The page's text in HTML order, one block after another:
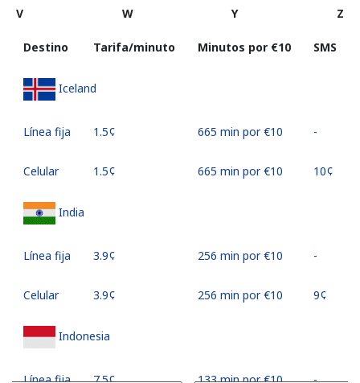
V
W Y Z
Destino Tarifa/minuto Minutos por ⁦€10⁩ SMS
Iceland
Línea fija ⁦1.5¢⁩ 665 min por ⁦€10⁩ -
Celular ⁦1.5¢⁩ 665 min por ⁦€10⁩ ⁦10¢⁩
India
Línea fija ⁦3.9¢⁩ 256 min por ⁦€10⁩ -
Celular ⁦3.9¢⁩ 256 min por ⁦€10⁩ ⁦9¢⁩
Indonesia
Línea fija ⁦7.5¢⁩ 133 min por ⁦€10⁩ -